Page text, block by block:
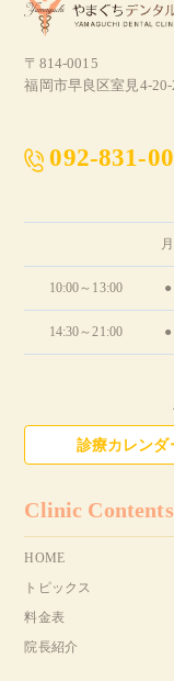
〒814-0015
福岡市早良区室見4-
092-831-
月
10:00～13:00 ●
14:30～21:00 ●
診療カレンダ
Clinic Contents
HOME
トピックス
料金表
院長紹介